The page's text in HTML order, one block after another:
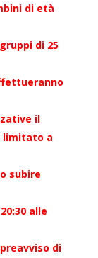
di età
di 25
il
limitato a
subire
alle
di